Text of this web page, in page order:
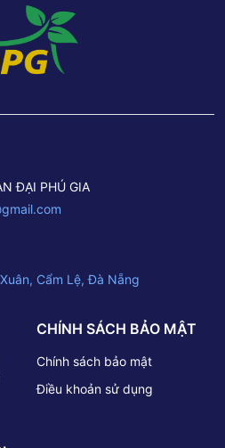
ĐẠI PHÚ GIA
Cẩm Lệ, Đà Nẵng
CHÍNH SÁCH BẢO MẬT
Chính sách bảo mật
Điều khoản sử dụng